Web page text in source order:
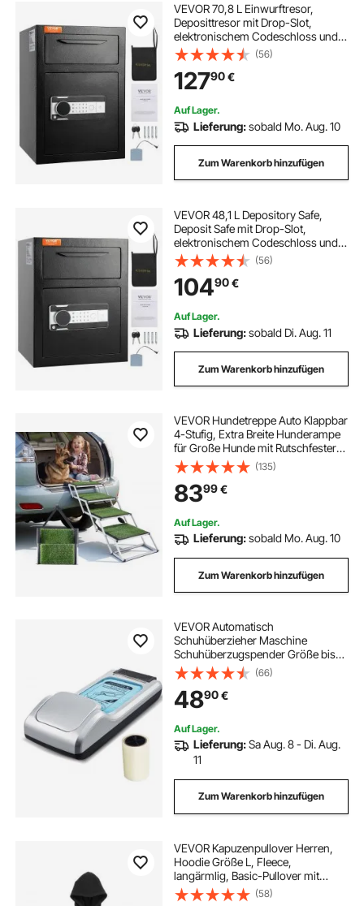
VEVOR 70,8 L Einwurftresor,
Deposittresor mit Drop-Slot,
elektronischem Codeschloss und 2
Notfallschlüsseln, 355 x 355 x 515
mm, Business Drop Slot Safe für
Bargeld, zu Hause, Hotel, Büro usw.
(56)
12790€
Auf Lager.
Lieferung:sobald Mo. Aug. 10
Zum Warenkorb hinzufügen
VEVOR 48,1 L Depository Safe,
Deposit Safe mit Drop-Slot,
elektronischem Codeschloss und 2
Notfallschlüsseln, 45 x 30 x 35 cm,
Geschäftssafe für Bargeld, zu
Hause, Hotel, Büro
(56)
10490€
Auf Lager.
Lieferung:sobald Di. Aug. 11
Zum Warenkorb hinzufügen
VEVOR Hundetreppe Auto Klappbar
4-Stufig, Extra Breite Hunderampe
für Große Hunde mit Rutschfester
Oberfläche, Tragbare Einstiegshilfe
für Auto, SUV, LKW, Hochbett, Sofa,
Tragkraft bis 90 kg
(135)
8399€
Auf Lager.
Lieferung:sobald Mo. Aug. 10
Zum Warenkorb hinzufügen
VEVOR Automatisch
Schuhüberzieher Maschine
Schuhüberzugspender Größe bis
US 11 / EU 44
(66)
4890€
Auf Lager.
Lieferung:Sa Aug. 8 - Di. Aug.
11
Zum Warenkorb hinzufügen
VEVOR Kapuzenpullover Herren,
Hoodie Größe L, Fleece,
langärmlig, Basic-Pullover mit
Kapuze, warm & hautfreundlich,
praktisch & trendig, Sweatshirt mit
(58)